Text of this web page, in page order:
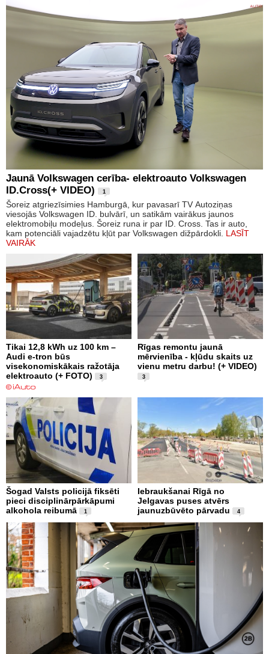
Jaunā Volkswagen cerība- elektroauto Volkswagen
ID.Cross(+ VIDEO)
1
Šoreiz atgriezīsimies Hamburgā, kur pavasarī TV Autoziņas
viesojās Volkswagen ID. bulvārī, un satikām vairākus jaunos
elektromobiļu modeļus. Šoreiz runa ir par ID. Cross. Tas ir auto,
kam potenciāli vajadzētu kļūt par Volkswagen dižpārdokli. LASĪT
VAIRĀK
Tikai 12,8 kWh uz 100 km –
Audi e-tron būs
visekonomiskākais ražotāja
elektroauto (+ FOTO)
3
Rīgas remontu jaunā
mērvienība - kļūdu skaits uz
vienu metru darbu! (+ VIDEO)
3
Šogad Valsts policijā fiksēti
pieci disciplinārpārkāpumi
alkohola reibumā
1
Iebraukšanai Rīgā no
Jelgavas puses atvērs
jaunuzbūvēto pārvadu
4